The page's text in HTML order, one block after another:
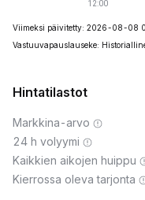
Viimeksi päivitetty: 2026-08-08
Vastuuvapauslauseke:
Hintatilastot
Markkina-arvo
24 h volyymi
Kaikkien aikojen huippu
Kierrossa oleva tarjonta